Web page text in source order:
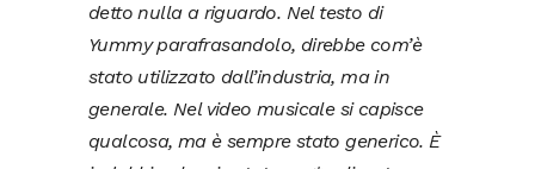
detto nulla a riguardo. Nel testo di
Yummy parafrasandolo, direbbe com’è
stato utilizzato dall’industria, ma in
generale. Nel video musicale si capisce
qualcosa, ma è sempre stato generico. È